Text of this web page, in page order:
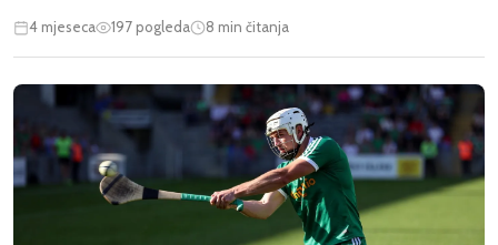
4 mjeseca 197pogleda 8 min čitanja